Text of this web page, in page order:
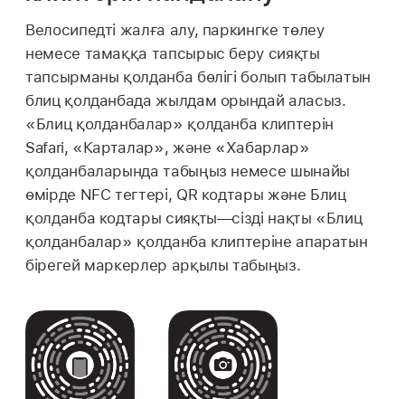
Велосипедті жалға алу, паркингке төлеу
немесе тамаққа тапсырыс беру сияқты
тапсырманы қолданба бөлігі болып табылатын
блиц қолданбада жылдам орындай аласыз.
«Блиц қолданбалар» қолданба клиптерін
Safari, «Карталар», және «Хабарлар»
қолданбаларында табыңыз немесе шынайы
өмірде NFC тегтері, QR кодтары және Блиц
қолданба кодтары сияқты—сізді нақты «Блиц
қолданбалар» қолданба клиптеріне апаратын
бірегей маркерлер арқылы табыңыз.